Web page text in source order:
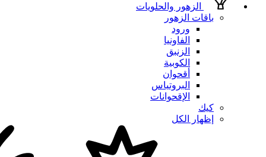
الزهور والحلويات
باقات الزهور
ورود
الفاونيا
الزنبق
الكوبية
أقحوان
البروتياس
الإقحوانات
كيك
إظهار الكل